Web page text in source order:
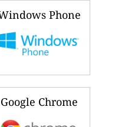
Windows Phone
Google Chrome